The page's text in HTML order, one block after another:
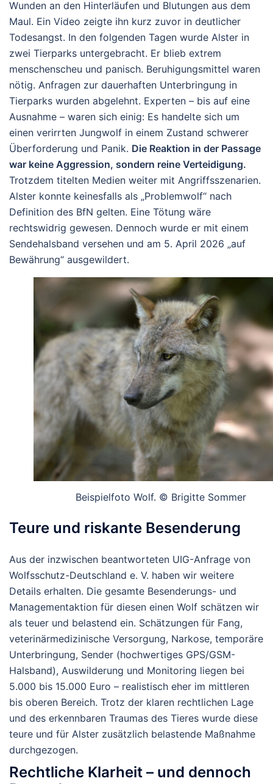
Wunden an den Hinterläufen und Blutungen aus dem
Maul. Ein Video zeigte ihn kurz zuvor in deutlicher
Todesangst. In den folgenden Tagen wurde Alster in
zwei Tierparks untergebracht. Er blieb extrem
menschenscheu und panisch. Beruhigungsmittel waren
nötig. Anfragen zur dauerhaften Unterbringung in
Tierparks wurden abgelehnt. Experten – bis auf eine
Ausnahme – waren sich einig: Es handelte sich um
einen verirrten Jungwolf in einem Zustand schwerer
Überforderung und Panik. Die Reaktion in der Passage
war keine Aggression, sondern reine Verteidigung.
Trotzdem titelten Medien weiter mit Angriffsszenarien.
Alster konnte keinesfalls als „Problemwolf“ nach
Definition des BfN gelten. Eine Tötung wäre
rechtswidrig gewesen. Dennoch wurde er mit einem
Sendehalsband versehen und am 5. April 2026 „auf
Bewährung“ ausgewildert.
Beispielfoto Wolf. © Brigitte Sommer
Teure und riskante Besenderung
Aus der inzwischen beantworteten UIG-Anfrage von
Wolfsschutz-Deutschland e. V. haben wir weitere
Details erhalten. Die gesamte Besenderungs- und
Managementaktion für diesen einen Wolf schätzen wir
als teuer und belastend ein. Schätzungen für Fang,
veterinärmedizinische Versorgung, Narkose, temporäre
Unterbringung, Sender (hochwertiges GPS/GSM-
Halsband), Auswilderung und Monitoring liegen bei
5.000 bis 15.000 Euro – realistisch eher im mittleren
bis oberen Bereich. Trotz der klaren rechtlichen Lage
und des erkennbaren Traumas des Tieres wurde diese
teure und für Alster zusätzlich belastende Maßnahme
durchgezogen.
Rechtliche Klarheit – und dennoch